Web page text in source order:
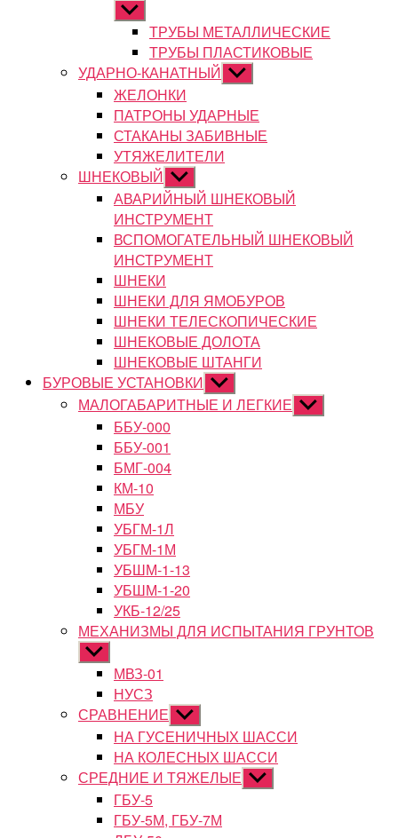
Показывать
подменюТРУБЫ МЕТАЛЛИЧЕСКИЕ
ТРУБЫ ПЛАСТИКОВЫЕ
УДАРНО-КАНАТНЫЙ Показывать
подменю
ЖЕЛОНКИ
ПАТРОНЫ УДАРНЫЕ
СТАКАНЫ ЗАБИВНЫЕ
УТЯЖЕЛИТЕЛИ
ШНЕКОВЫЙ Показывать
подменю
АВАРИЙНЫЙ ШНЕКОВЫЙ
ИНСТРУМЕНТ
ВСПОМОГАТЕЛЬНЫЙ ШНЕКОВЫЙ
ИНСТРУМЕНТ
ШНЕКИ
ШНЕКИ ДЛЯ ЯМОБУРОВ
ШНЕКИ ТЕЛЕСКОПИЧЕСКИЕ
ШНЕКОВЫЕ ДОЛОТА
ШНЕКОВЫЕ ШТАНГИ
БУРОВЫЕ УСТАНОВКИ Показывать
подменю
МАЛОГАБАРИТНЫЕ И ЛЕГКИЕ Показывать
подменю
ББУ-000
ББУ-001
БМГ-004
КМ-10
МБУ
УБГМ-1Л
УБГМ-1М
УБШМ-1-13
УБШМ-1-20
УКБ-12/25
МЕХАНИЗМЫ ДЛЯ ИСПЫТАНИЯ ГРУНТОВ
Показывать
подменюМВЗ-01
НУСЗ
СРАВНЕНИЕ Показывать
подменю
НА ГУСЕНИЧНЫХ ШАССИ
НА КОЛЕСНЫХ ШАССИ
СРЕДНИЕ И ТЯЖЕЛЫЕ Показывать
подменю
ГБУ-5
ГБУ-5М, ГБУ-7М